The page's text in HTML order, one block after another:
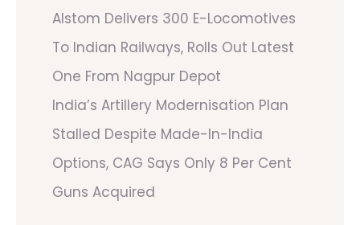
Alstom Delivers 300 E-Locomotives
To Indian Railways, Rolls Out Latest
One From Nagpur Depot
India’s Artillery Modernisation Plan
Stalled Despite Made-In-India
Options, CAG Says Only 8 Per Cent
Guns Acquired